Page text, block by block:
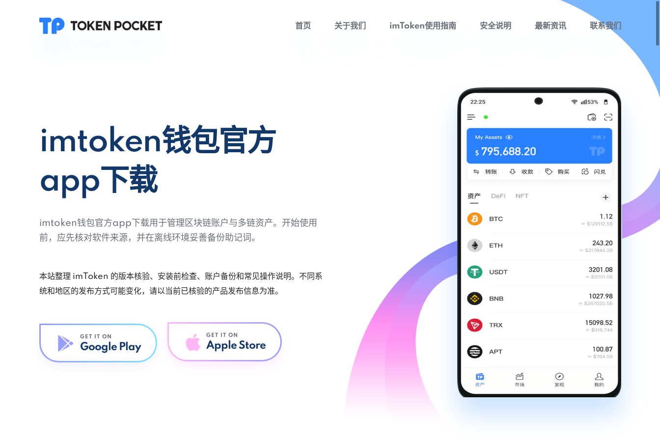
首页 关于我们 imToken使用指南 安全说明 最新资讯 联系我们
imtoken钱包官方
app下载
imtoken钱包官方app下载用于管理区块链账户与多链资产。开始使用
前，应先核对软件来源，并在离线环境妥善备份助记词。
本站整理 imToken 的版本核验、安装前检查、账户备份和常见操作说明。不同系
统和地区的发布方式可能变化，请以当前已核验的产品发布信息为准。
GET IT ON
Google Play
GET IT ON
Apple Store